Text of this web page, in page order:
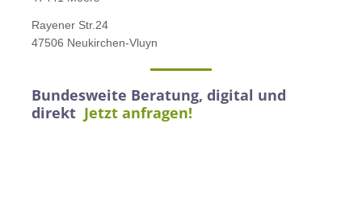
Rayener Str.24
47506 Neukirchen-Vluyn
Bundesweite Beratung, digital und
direkt Jetzt anfragen!